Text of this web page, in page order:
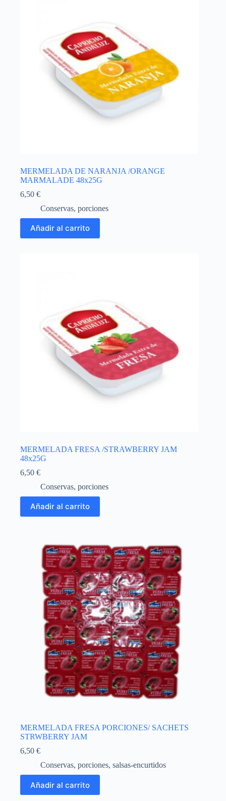
MERMELADA DE NARANJA /ORANGE
MARMALADE 48x25G
6,50 €
Conservas, porciones
Añadir al carrito
MERMELADA FRESA /STRAWBERRY JAM
48x25G
6,50 €
Conservas, porciones
Añadir al carrito
MERMELADA FRESA PORCIONES/ SACHETS
STRWBERRY JAM
6,50 €
Conservas, porciones, salsas-encurtidos
Añadir al carrito